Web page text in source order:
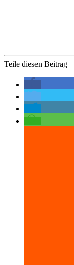
Teile diesen Beitrag